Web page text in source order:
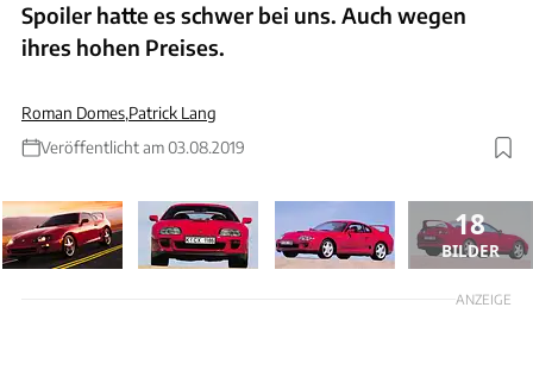
Spoiler hatte es schwer bei uns. Auch wegen
ihres hohen Preises.
Roman Domes,Patrick Lang
Veröffentlicht am 03.08.2019
18
BILDER
ANZEIGE